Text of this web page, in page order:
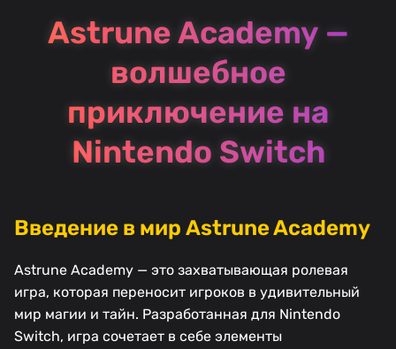
Astrune Academy —
волшебное
приключение на
Nintendo Switch
Введение в мир Astrune Academy
Astrune Academy — это захватывающая ролевая
игра, которая переносит игроков в удивительный
мир магии и тайн. Разработанная для Nintendo
Switch, игра сочетает в себе элементы